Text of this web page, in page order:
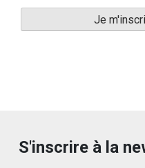
S'inscrire à la